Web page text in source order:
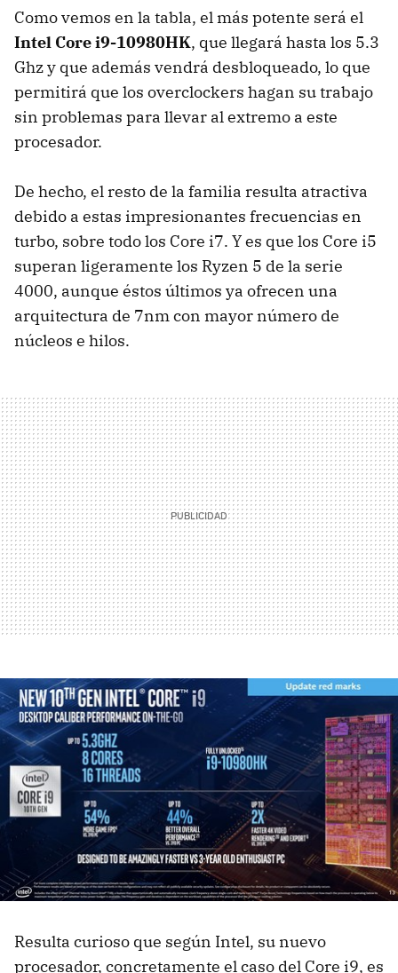
Como vemos en la tabla, el más potente será el
Intel Core i9-10980HK, que llegará hasta los 5.3
Ghz y que además vendrá desbloqueado, lo que
permitirá que los overclockers hagan su trabajo
sin problemas para llevar al extremo a este
procesador.
De hecho, el resto de la familia resulta atractiva
debido a estas impresionantes frecuencias en
turbo, sobre todo los Core i7. Y es que los Core i5
superan ligeramente los Ryzen 5 de la serie
4000, aunque éstos últimos ya ofrecen una
arquitectura de 7nm con mayor número de
núcleos e hilos.
Resulta curioso que según Intel, su nuevo
procesador, concretamente el caso del Core i9, es